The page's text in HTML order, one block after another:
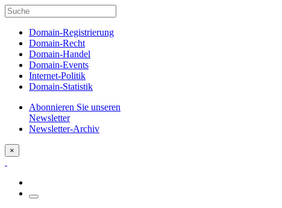
Domain-Registrierung
Domain-Recht
Domain-Handel
Domain-Events
Internet-Politik
Domain-Statistik
Abonnieren Sie unseren
Newsletter
Newsletter-Archiv
×